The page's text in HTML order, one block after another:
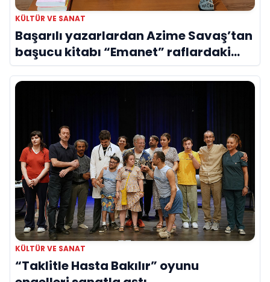
KÜLTÜR VE SANAT
Başarılı yazarlardan Azime Savaş’tan
başucu kitabı “Emanet” raflardaki
yerini aldı
KÜLTÜR VE SANAT
“Taklitle Hasta Bakılır” oyunu